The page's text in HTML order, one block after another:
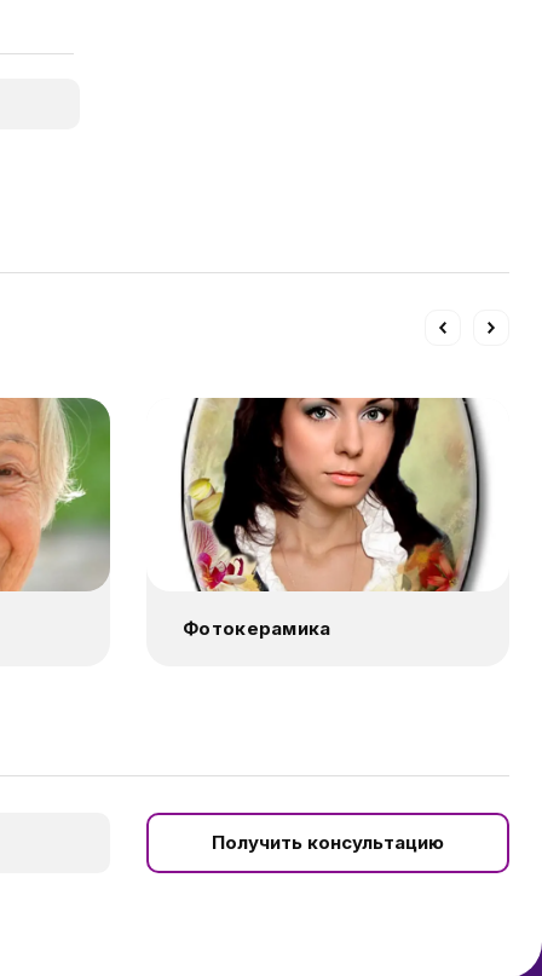
Фотокерамика
Получить консультацию